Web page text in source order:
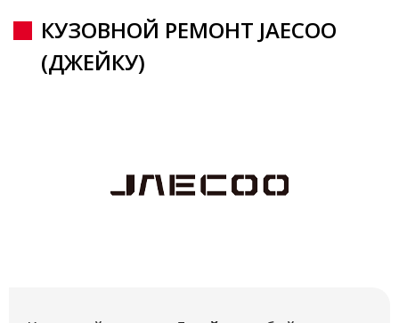
КУЗОВНОЙ РЕМОНТ JAECOO
(ДЖЕЙКУ)